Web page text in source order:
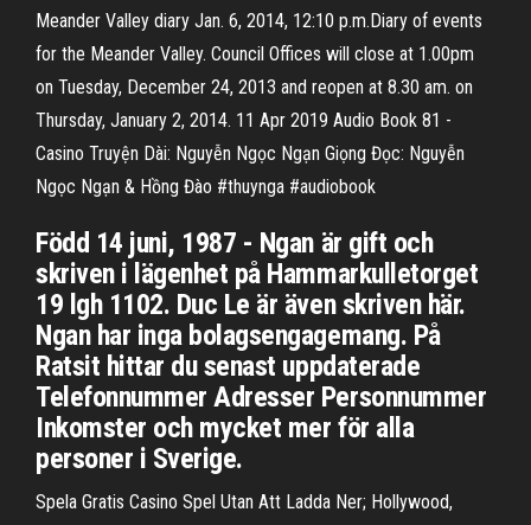
Meander Valley diary Jan. 6, 2014, 12:10 p.m.Diary of events
for the Meander Valley. Council Offices will close at 1.00pm
on Tuesday, December 24, 2013 and reopen at 8.30 am. on
Thursday, January 2, 2014. 11 Apr 2019 Audio Book 81 -
Casino Truyện Dài: Nguyễn Ngọc Ngạn Giọng Đọc: Nguyễn
Ngọc Ngạn & Hồng Đào #thuynga​ #audiobook​
Född 14 juni, 1987 - Ngan är gift och
skriven i lägenhet på Hammarkulletorget
19 lgh 1102. Duc Le är även skriven här.
Ngan har inga bolagsengagemang. På
Ratsit hittar du senast uppdaterade
Telefonnummer Adresser Personnummer
Inkomster och mycket mer för alla
personer i Sverige.
Spela Gratis Casino Spel Utan Att Ladda Ner; Hollywood,